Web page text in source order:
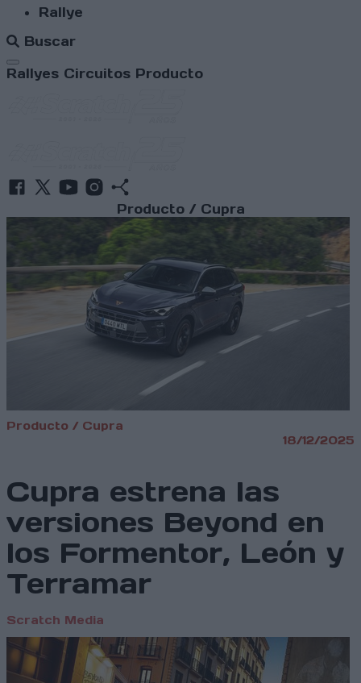
Rallye
Buscar
Abrir menú
Rallyes Circuitos Producto
Producto / Cupra
Producto / Cupra
18/12/2025
Cupra estrena las
versiones Beyond en
los Formentor, León y
Terramar
Scratch Media